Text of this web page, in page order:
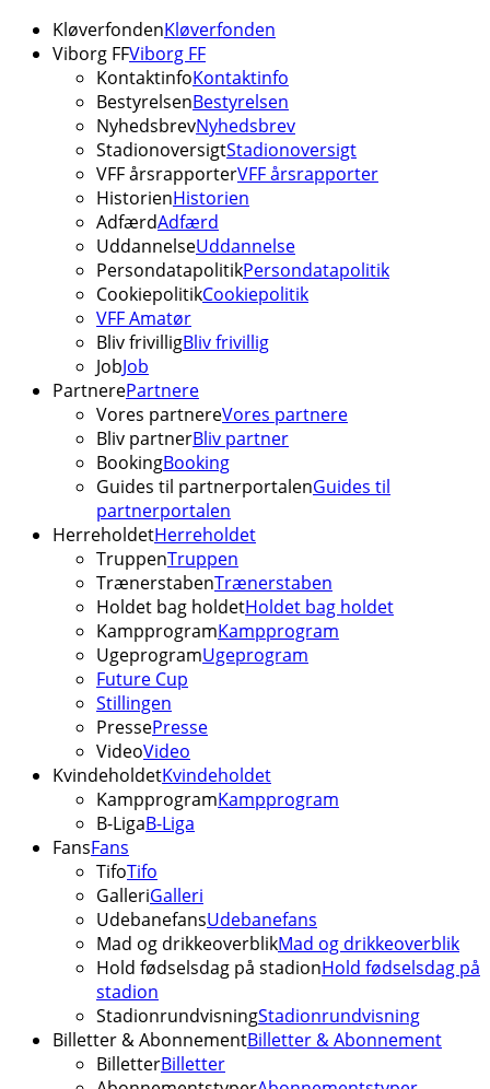
KløverfondenKløverfonden
Viborg FFViborg FF
KontaktinfoKontaktinfo
BestyrelsenBestyrelsen
NyhedsbrevNyhedsbrev
StadionoversigtStadionoversigt
VFF årsrapporterVFF årsrapporter
HistorienHistorien
AdfærdAdfærd
UddannelseUddannelse
PersondatapolitikPersondatapolitik
CookiepolitikCookiepolitik
VFF Amatør
Bliv frivilligBliv frivillig
JobJob
PartnerePartnere
Vores partnereVores partnere
Bliv partnerBliv partner
BookingBooking
Guides til partnerportalenGuides til
partnerportalen
HerreholdetHerreholdet
TruppenTruppen
TrænerstabenTrænerstaben
Holdet bag holdetHoldet bag holdet
KampprogramKampprogram
UgeprogramUgeprogram
Future Cup
Stillingen
PressePresse
VideoVideo
KvindeholdetKvindeholdet
KampprogramKampprogram
B-LigaB-Liga
FansFans
TifoTifo
GalleriGalleri
UdebanefansUdebanefans
Mad og drikkeoverblikMad og drikkeoverblik
Hold fødselsdag på stadionHold fødselsdag på
stadion
StadionrundvisningStadionrundvisning
Billetter & AbonnementBilletter & Abonnement
BilletterBilletter